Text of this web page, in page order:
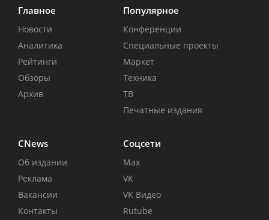
Главное
Новости
Аналитика
Рейтинги
Обзоры
Архив
Популярное
Конференции
Специальные проекты
Маркет
Техника
ТВ
Печатные издания
CNews
Об издании
Реклама
Вакансии
Контакты
Соцсети
Max
VK
VK Видео
Rutube